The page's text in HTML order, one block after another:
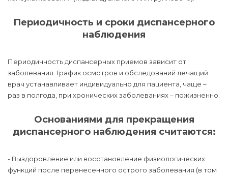
Периодичность и сроки диспансерного
наблюдения
Периодичность диспансерных приемов зависит от
заболевания. График осмотров и обследований лечащий
врач устанавливает индивидуально для пациента, чаще –
раз в полгода, при хронических заболеваниях – пожизненно.
Основаниями для прекращения
диспансерного наблюдения считаются:
- Выздоровление или восстановление физиологических
функций после перенесенного острого заболевания (в том